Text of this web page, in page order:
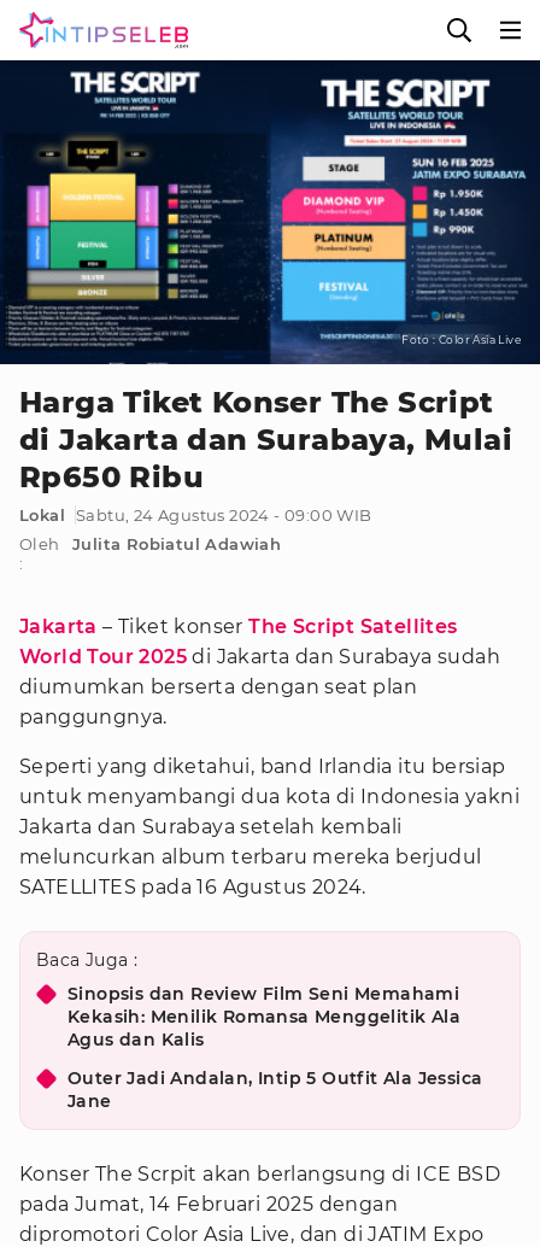
Foto : Color Asia Live
Harga Tiket Konser The Script
di Jakarta dan Surabaya, Mulai
Rp650 Ribu
Lokal
Sabtu, 24 Agustus 2024 - 09:00 WIB
Oleh
:
Julita Robiatul Adawiah
Jakarta – Tiket konserThe Script Satellites
World Tour 2025 di Jakarta dan Surabaya sudah
diumumkan berserta dengan seat plan
panggungnya.
Seperti yang diketahui, band Irlandia itu bersiap
untuk menyambangi dua kota di Indonesia yakni
Jakarta dan Surabaya setelah kembali
meluncurkan album terbaru mereka berjudul
SATELLITES pada 16 Agustus 2024.
Baca Juga :
Sinopsis dan Review Film Seni Memahami
Kekasih: Menilik Romansa Menggelitik Ala
Agus dan Kalis
Outer Jadi Andalan, Intip 5 Outfit Ala Jessica
Jane
Konser The Scrpit akan berlangsung di ICE BSD
pada Jumat, 14 Februari 2025 dengan
dipromotori Color Asia Live, dan di JATIM Expo